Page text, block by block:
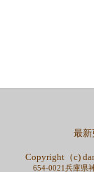
最
Copyright（c)
654-0021兵庫県